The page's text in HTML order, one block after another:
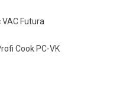
Futura
Cook PC-VK